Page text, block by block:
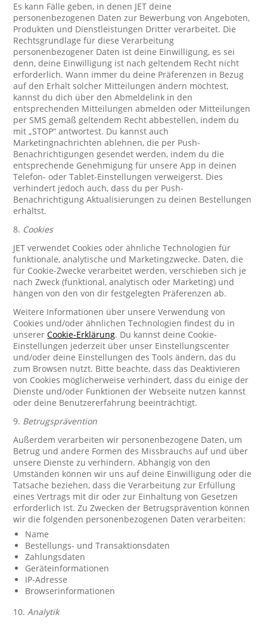
Es kann Fälle geben, in denen JET deine
personenbezogenen Daten zur Bewerbung von Angeboten,
Produkten und Dienstleistungen Dritter verarbeitet. Die
Rechtsgrundlage für diese Verarbeitung
personenbezogener Daten ist deine Einwilligung, es sei
denn, deine Einwilligung ist nach geltendem Recht nicht
erforderlich. Wann immer du deine Präferenzen in Bezug
auf den Erhalt solcher Mitteilungen ändern möchtest,
kannst du dich über den Abmeldelink in den
entsprechenden Mitteilungen abmelden oder Mitteilungen
per SMS gemäß geltendem Recht abbestellen, indem du
mit „STOP“ antwortest. Du kannst auch
Marketingnachrichten ablehnen, die per Push-
Benachrichtigungen gesendet werden, indem du die
entsprechende Genehmigung für unsere App in deinen
Telefon- oder Tablet-Einstellungen verweigerst. Dies
verhindert jedoch auch, dass du per Push-
Benachrichtigung Aktualisierungen zu deinen Bestellungen
erhältst.
8. Cookies
JET verwendet Cookies oder ähnliche Technologien für
funktionale, analytische und Marketingzwecke. Daten, die
für Cookie-Zwecke verarbeitet werden, verschieben sich je
nach Zweck (funktional, analytisch oder Marketing) und
hängen von den von dir festgelegten Präferenzen ab.
Weitere Informationen über unsere Verwendung von
Cookies und/oder ähnlichen Technologien findest du in
unsererCookie-Erklärung. Du kannst deine Cookie-
Einstellungen jederzeit über unser Einstellungscenter
und/oder deine Einstellungen des Tools ändern, das du
zum Browsen nutzt. Bitte beachte, dass das Deaktivieren
von Cookies möglicherweise verhindert, dass du einige der
Dienste und/oder Funktionen der Webseite nutzen kannst
oder deine Benutzererfahrung beeinträchtigt.
9. Betrugsprävention
Außerdem verarbeiten wir personenbezogene Daten, um
Betrug und andere Formen des Missbrauchs auf und über
unsere Dienste zu verhindern. Abhängig von den
Umständen können wir uns auf deine Einwilligung oder die
Tatsache beziehen, dass die Verarbeitung zur Erfüllung
eines Vertrags mit dir oder zur Einhaltung von Gesetzen
erforderlich ist. Zu Zwecken der Betrugsprävention können
wir die folgenden personenbezogenen Daten verarbeiten:
Name
Bestellungs- und Transaktionsdaten
Zahlungsdaten
Geräteinformationen
IP-Adresse
Browserinformationen
10.Analytik